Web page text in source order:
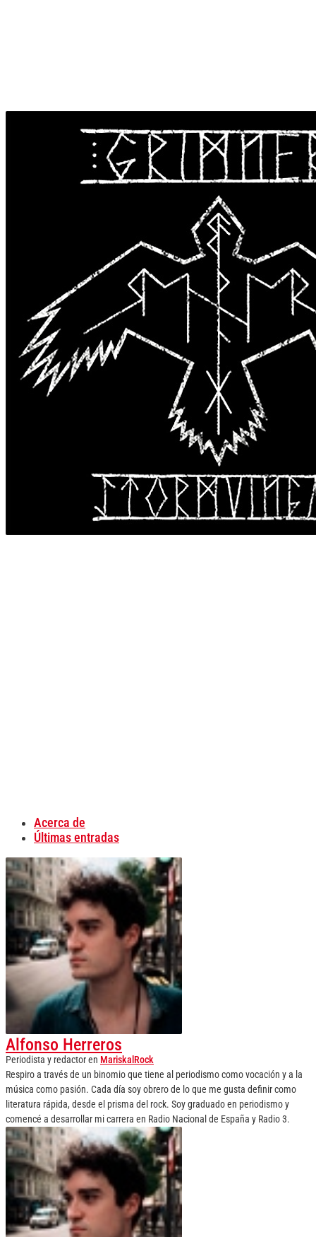
Acerca de
Últimas entradas
Alfonso Herreros
Periodista y redactoren MariskalRock
Respiro a través de un binomio que tiene al periodismo como vocación y a la
música como pasión. Cada día soy obrero de lo que me gusta definir como
literatura rápida, desde el prisma del rock. Soy graduado en periodismo y
comencé a desarrollar mi carrera en Radio Nacional de España y Radio 3.